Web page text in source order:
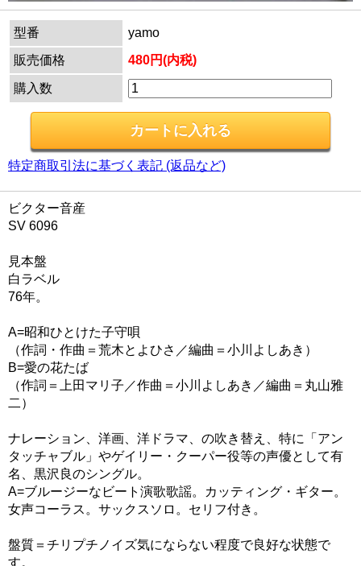
型番
yamo
販売価格
480円(内税)
購入数
特定商取引法に基づく表記 (返品など)
ビクター音産
SV 6096
見本盤
白ラベル
76年。
A=昭和ひとけた子守唄
（作詞・作曲＝荒木とよひさ／編曲＝小川よしあき）
B=愛の花たば
（作詞＝上田マリ子／作曲＝小川よしあき／編曲＝丸山雅
二）
ナレーション、洋画、洋ドラマ、の吹き替え、特に「アン
タッチャブル」やゲイリー・クーパー役等の声優として有
名、黒沢良のシングル。
A=ブルージーなビート演歌歌謡。カッティング・ギター。
女声コーラス。サックスソロ。セリフ付き。
盤質＝チリプチノイズ気にならない程度で良好な状態で
す。